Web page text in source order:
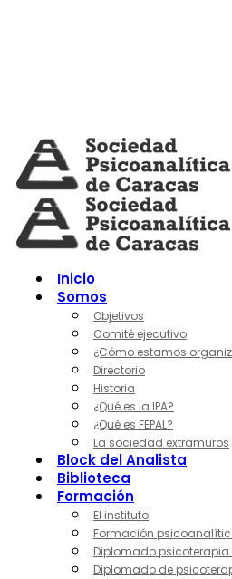
Inicio
Somos
Objetivos
Comité ejecutivo
¿Cómo estamos
Directorio
Historia
¿Qué es la IPA?
¿Qué es FEPAL?
La sociedad extramuros
Block del Analista
Biblioteca
Formación
El instituto
Formación
Diplomado
Diplomado de